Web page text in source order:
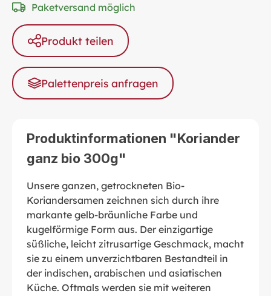
Paketversand möglich
Produkt teilen
Palettenpreis anfragen
Produktinformationen "Koriander
ganz bio 300g"
Unsere ganzen, getrockneten Bio-
Koriandersamen zeichnen sich durch ihre
markante gelb-bräunliche Farbe und
kugelförmige Form aus. Der einzigartige
süßliche, leicht zitrusartige Geschmack, macht
sie zu einem unverzichtbaren Bestandteil in
der indischen, arabischen und asiatischen
Küche. Oftmals werden sie mit weiteren